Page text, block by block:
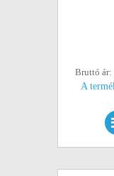
Bruttó ár:
A